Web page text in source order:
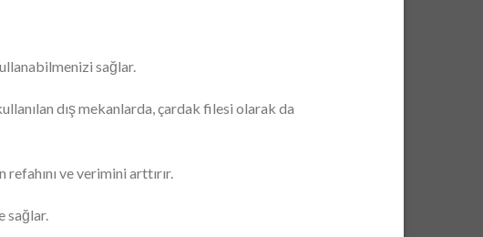
sağlar.
dış mekanlarda, çardak filesi olarak da
ve verimini arttırır.
sağlar.